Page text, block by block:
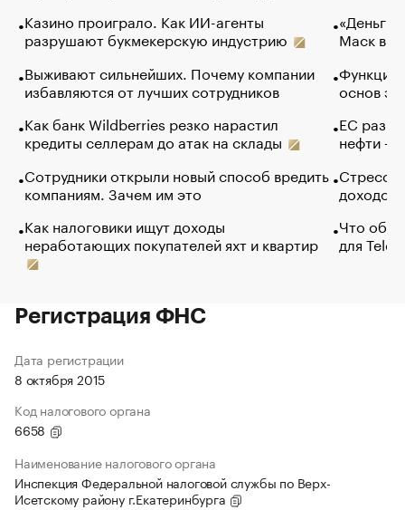
Казино проиграло. Как ИИ-агенты
разрушают букмекерскую индустрию
Выживают сильнейших. Почему компании
избавляются от лучших сотрудников
Как банк Wildberries резко нарастил
кредиты селлерам до атак на склады
Сотрудники открыли новый способ вредить
компаниям. Зачем им это
Как налоговики ищут доходы
неработающих покупателей яхт и квартир
«Деньги
Маск в
Функции
основ
ЕС
нефти —
Стресс
доходов
Что
для
Регистрация ФНС
Дата регистрации
8 октября 2015
Код налогового органа
6658
Наименование налогового органа
Инспекция Федеральной налоговой службы по Верх-
Исетскому району г.Екатеринбурга